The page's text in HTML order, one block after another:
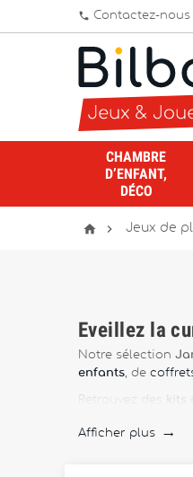
phone Contactez-nous
CHAMBRE
D’ENFANT,
DÉCO
  Jeux de
Éveillez la
Notre sélection
enfants, de
Afficher plus 